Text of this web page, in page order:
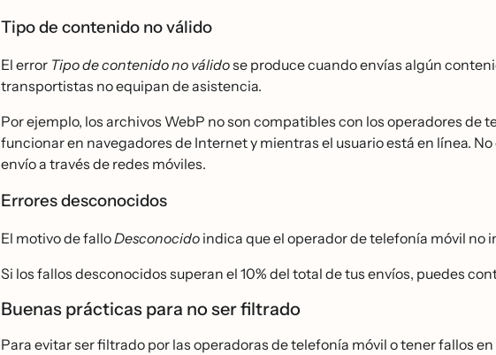
Tipo de contenido no válido
El error Tipo de contenido no válidose produce cuando envías algún
transportistas no equipan de asistencia.
Por ejemplo, los archivos WebP no son compatibles con los operadores de
funcionar en navegadores de Internet y mientras el usuario está en línea.
envío a través de redes móviles.
Errores desconocidos
El motivo de falloDesconocido indica que el operador de telefonía móvil no
Si los fallos desconocidos superan el 10% del total de tus envíos, puedes
Buenas prácticas para no ser filtrado
Para evitar ser filtrado por las operadoras de telefonía móvil o tener fallos